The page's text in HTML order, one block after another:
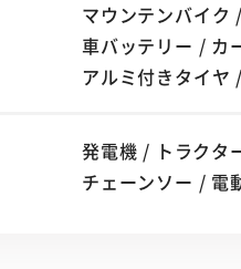
マウンテンバイ
車バッテリー / カ
アルミ付きタイヤ
発電機 / トラクタ
チェーンソー / 電